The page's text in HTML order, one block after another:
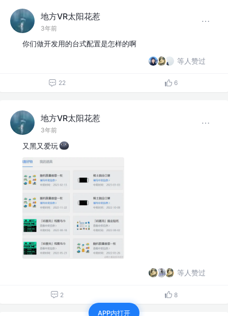
地方VR太阳花惹
3年前
你们做开发用的台式配置是怎样的啊
等人赞过
22 6
地方VR太阳花惹
3年前
又黑又爱玩
等人赞过
2 8
APP内打开